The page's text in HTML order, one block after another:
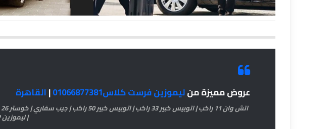
عروض مميزة منليموزين فرست كلاس01066877381 |القاهرة
| ليموزين VIP | هاي اس 16 راكب